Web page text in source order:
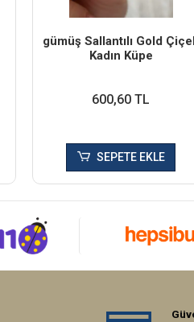
​gümüş Sallantılı Gold
Kadın Küpe
600,60 TL
SEPETE EKLE